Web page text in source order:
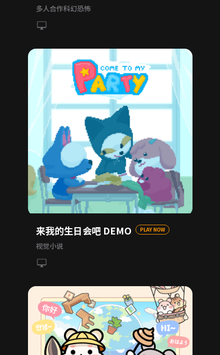
多人合作科幻恐怖
来我的生日会吧 DEMO PLAY NOW
视觉小说